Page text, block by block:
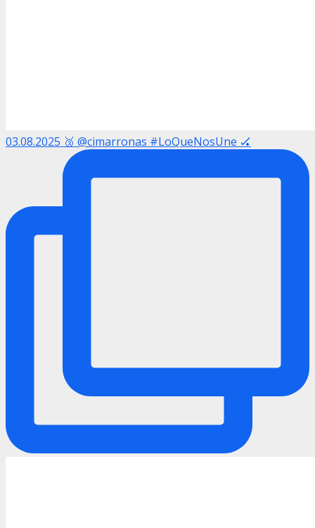
03.08.2025 🥉 @cimarronas #LoQueNosUne 🏑